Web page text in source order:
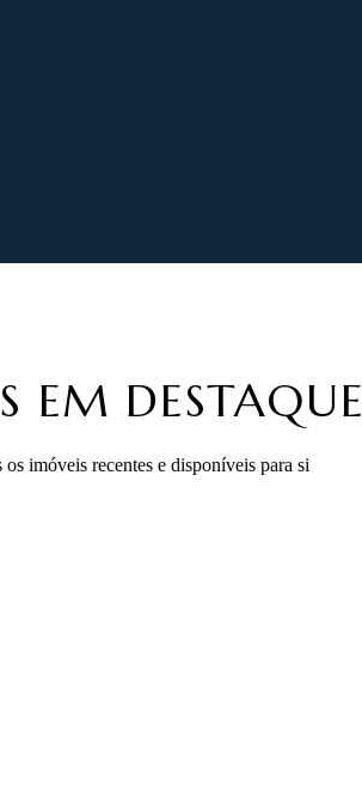
EM DESTAQUE
os imóveis recentes e disponíveis para si